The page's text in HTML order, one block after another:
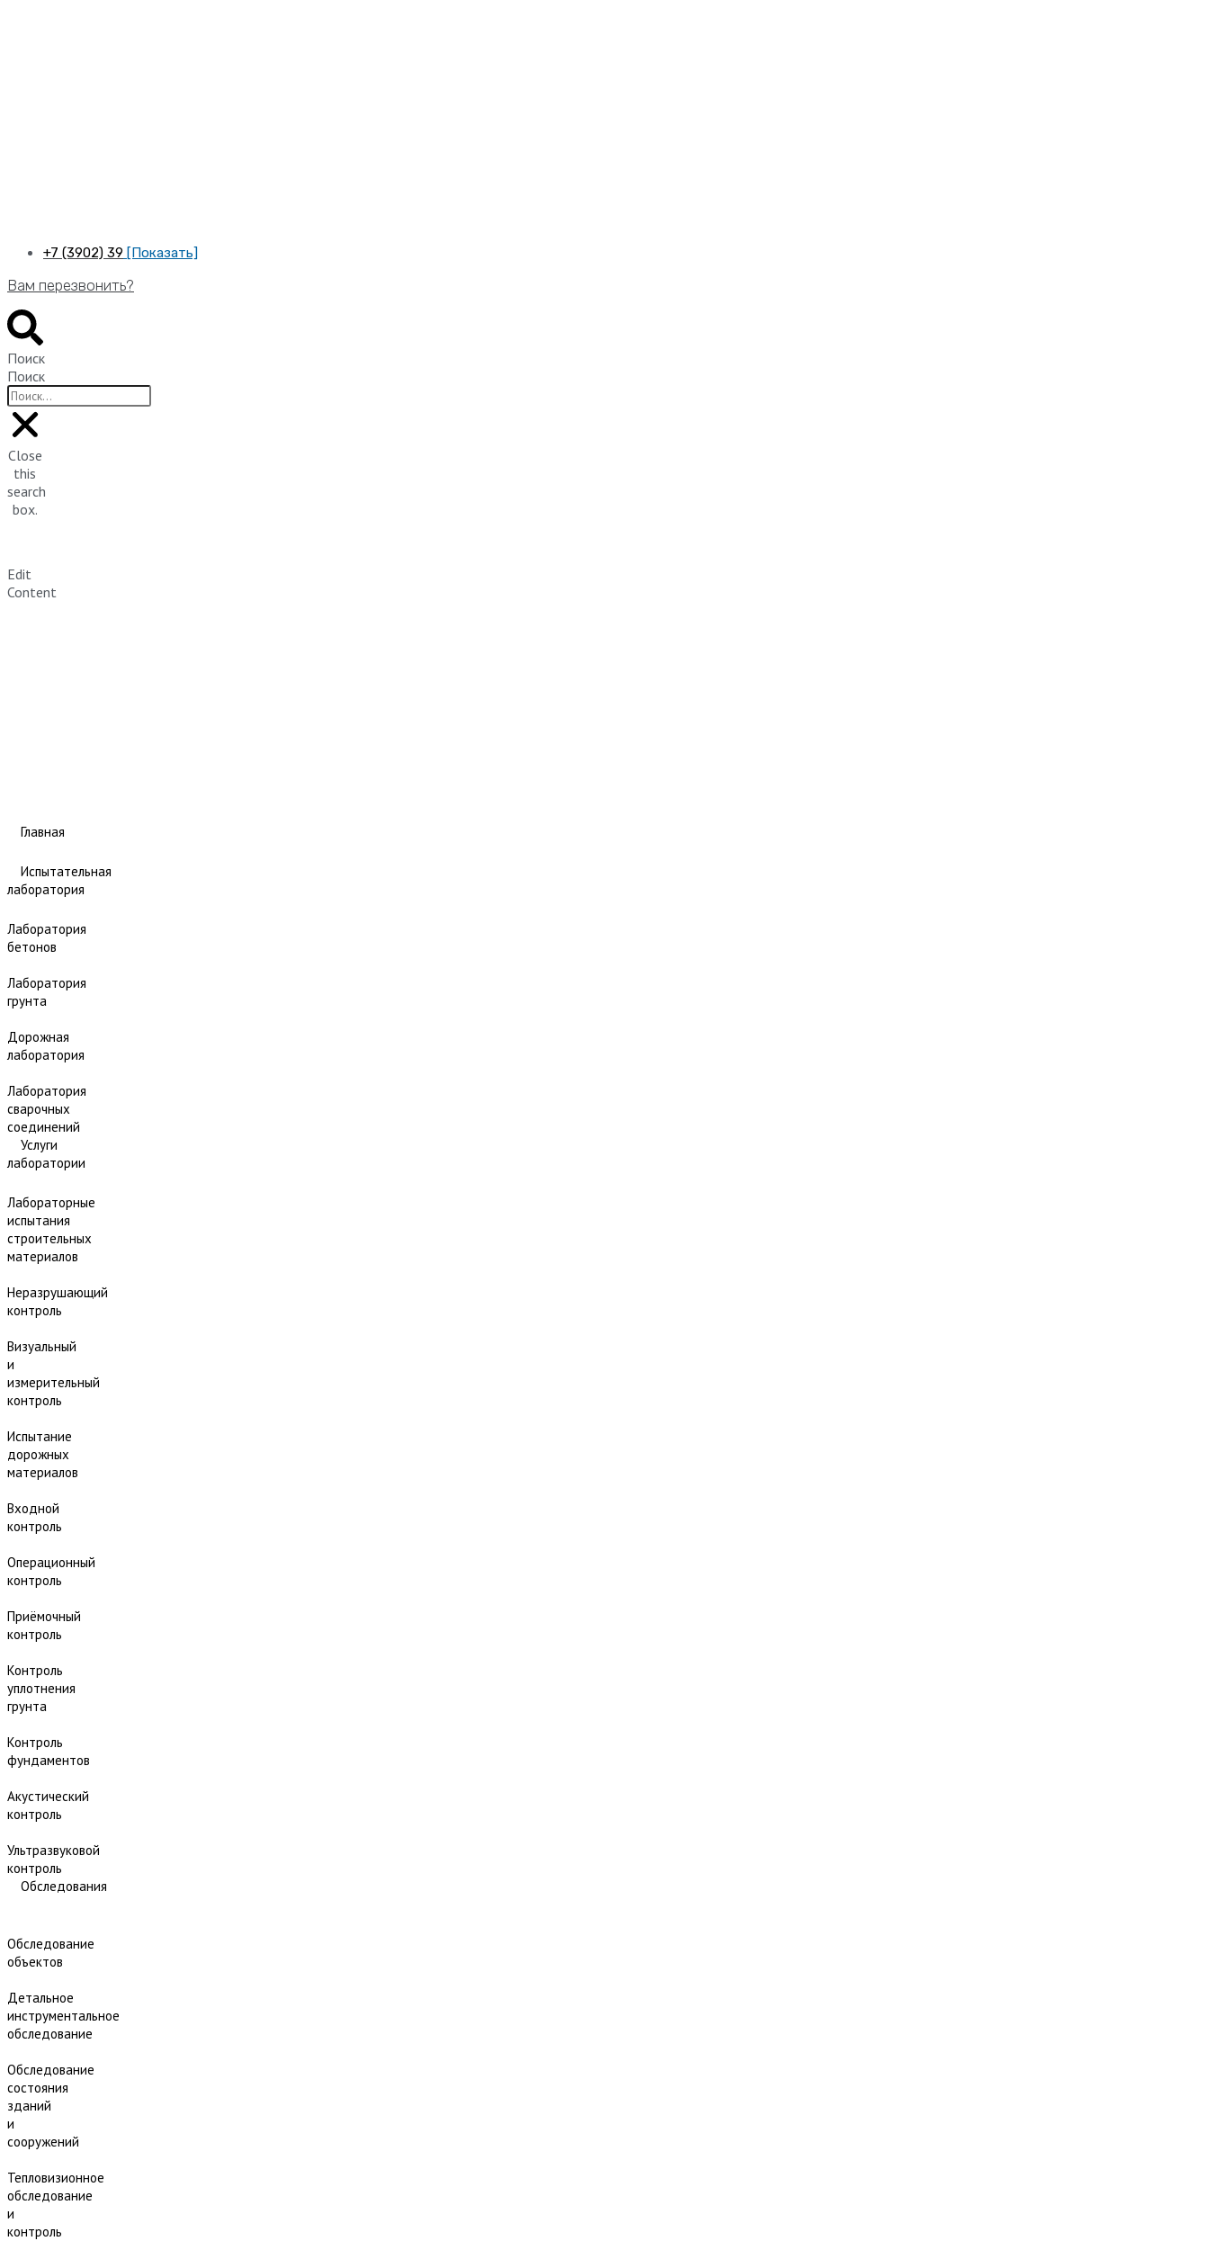
+7 (3902) 39 [Показать]
Вам перезвонить?
Поиск
Поиск
Close
this
search
box.
Edit
Content
Главная
Испытательная
лаборатория
Лаборатория
бетонов
Лаборатория
грунта
Дорожная
лаборатория
Лаборатория
сварочных
соединений
Услуги
лаборатории
Лабораторные
испытания
строительных
материалов
Неразрушающий
контроль
Визуальный
и
измерительный
контроль
Испытание
дорожных
материалов
Входной
контроль
Операционный
контроль
Приёмочный
контроль
Контроль
уплотнения
грунта
Контроль
фундаментов
Акустический
контроль
Ультразвуковой
контроль
Обследования
Обследование
объектов
Детальное
инструментальное
обследование
Обследование
состояния
зданий
и
сооружений
Тепловизионное
обследование
и
контроль